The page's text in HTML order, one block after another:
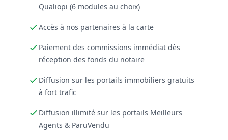
Qualiopi (6 modules au choix)
Accès à nos partenaires à la carte
Paiement des commissions immédiat dès
réception des fonds du notaire
Diffusion sur les portails immobiliers gratuits
à fort trafic
Diffusion illimité sur les portails Meilleurs
Agents & ParuVendu